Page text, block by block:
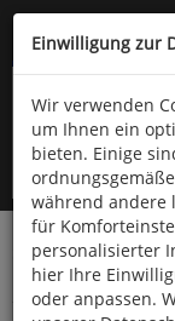
Kompletten
Startseite
Der Falke
Einwilligung zur
Wir verwenden
um Ihnen ein
bieten. Einige
während andere
für
personalisierter
hier Ihre
oder anpassen.